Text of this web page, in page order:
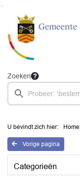
Zoeken
U bevindt zich hier: Home
Vorige pagina
Categorieën